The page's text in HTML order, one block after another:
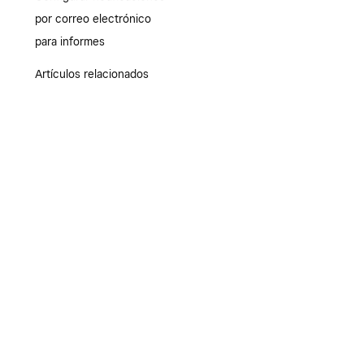
por correo electrónico
para informes
Artículos relacionados